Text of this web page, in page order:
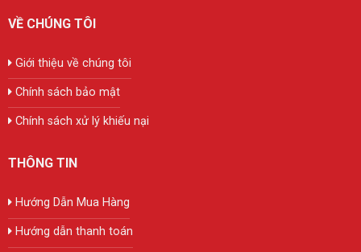
VỀ CHÚNG TÔI
Giới thiệu về chúng tôi
Chính sách bảo mật
Chính sách xử lý khiếu nại
THÔNG TIN
Hướng Dẫn Mua Hàng
Hướng dẫn thanh toán